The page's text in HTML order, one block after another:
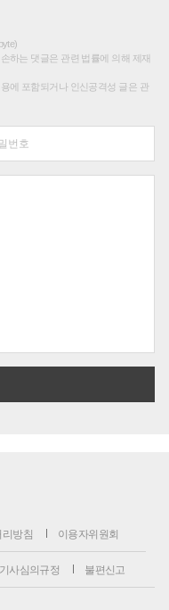
하는 댓글은 관련 법률에 의해 제재
에 포함되거나 인신공격성 글은 관
방침 이용자위원회
기사심의규정 불편신고